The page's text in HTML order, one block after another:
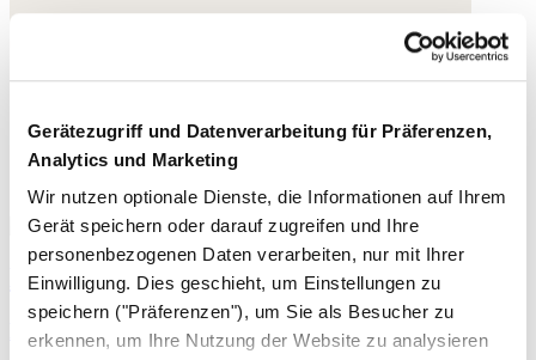
Gerätezugriff und Datenverarbeitung für Präferenzen,
Analytics und Marketing
Wir nutzen optionale Dienste, die Informationen auf Ihrem
Gerät speichern oder darauf zugreifen und Ihre
personenbezogenen Daten verarbeiten, nur mit Ihrer
Einwilligung. Dies geschieht, um Einstellungen zu
speichern ("Präferenzen"), um Sie als Besucher zu
erkennen, um Ihre Nutzung der Website zu analysieren
Bedruckte Bluse
Bio-Baumwolle